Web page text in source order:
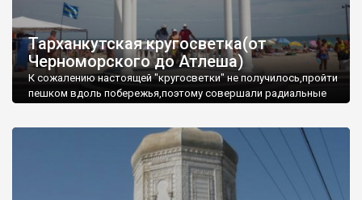
Тарханкутская кругосветка(от
Черноморского до Атлеша)
К сожалению настоящей "кругосветки" не получилось,пройти
пешком вдоль побережья,поэтому совершали радиальные